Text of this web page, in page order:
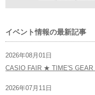
イベント情報の最新記事
2026年08月01日
CASIO FAIR ★ TIME'S GEAR
2026年07月11日